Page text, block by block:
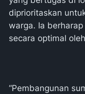
diprioritaskan
warga. Ia
secara optimal
“Pembangunan